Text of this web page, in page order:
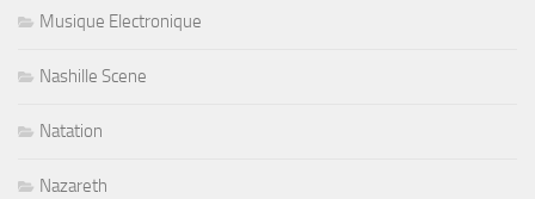
Musique Electronique
Nashille Scene
Natation
Nazareth